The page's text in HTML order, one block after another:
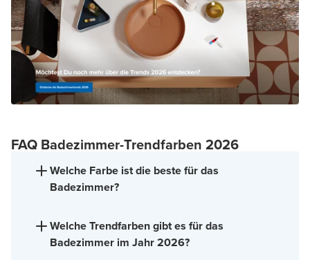
FAQ Badezimmer-Trendfarben 2026
Welche Farbe ist die beste für das
Badezimmer?
Welche Trendfarben gibt es für das
Badezimmer im Jahr 2026?